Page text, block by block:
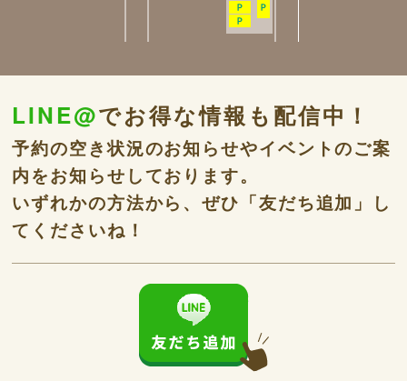
LINE@でお得な情報も配信中！
予約の空き状況のお知らせやイベントのご案
内をお知らせしております。
いずれかの方法から、ぜひ「友だち追加」し
てくださいね！